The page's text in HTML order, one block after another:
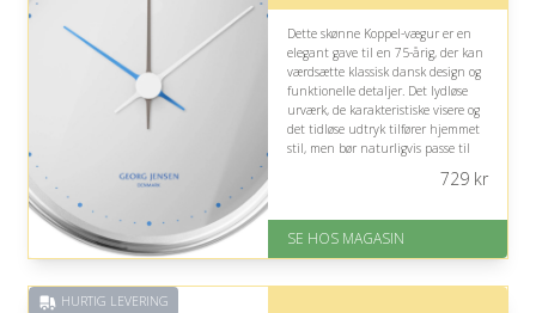
Dette skønne Koppel-vægur er en
elegant gave til en 75-årig, der kan
værdsætte klassisk dansk design og
funktionelle detaljer. Det lydløse
urværk, de karakteristiske visere og
det tidløse udtryk tilfører hjemmet
stil, men bør naturligvis passe til
God Trustpilot rating på 4.1 ud
729kr
SE HOS MAGASIN
HURTIG LEVERING